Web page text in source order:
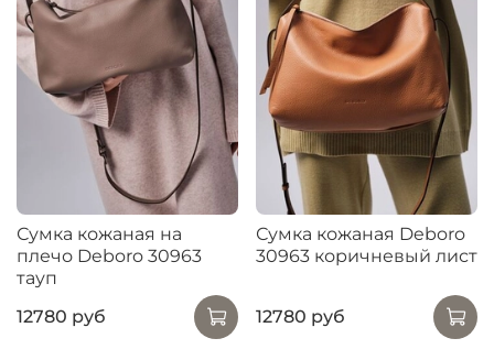
Сумка кожаная на
плечо Deboro 30963
тауп
12780 руб
Сумка кожаная Deboro
30963 коричневый лист
12780 руб